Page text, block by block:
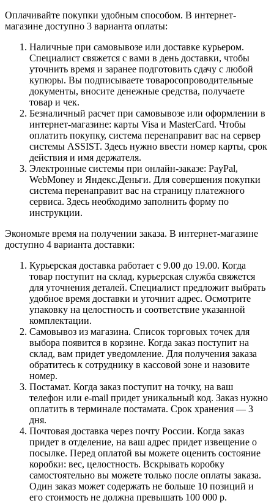
Оплачивайте покупки удобным способом. В интернет-
магазине доступно 3 варианта оплаты:
Наличные при самовывозе или доставке курьером.
Специалист свяжется с вами в день доставки, чтобы
уточнить время и заранее подготовить сдачу с любой
купюры. Вы подписываете товаросопроводительные
документы, вносите денежные средства, получаете
товар и чек.
Безналичный расчет при самовывозе или оформлении в
интернет-магазине: карты Visa и MasterCard. Чтобы
оплатить покупку, система перенаправит вас на сервер
системы ASSIST. Здесь нужно ввести номер карты, срок
действия и имя держателя.
Электронные системы при онлайн-заказе: PayPal,
WebMoney и Яндекс.Деньги. Для совершения покупки
система перенаправит вас на страницу платежного
сервиса. Здесь необходимо заполнить форму по
инструкции.
Экономьте время на получении заказа. В интернет-магазине
доступно 4 варианта доставки:
Курьерская доставка работает с 9.00 до 19.00. Когда
товар поступит на склад, курьерская служба свяжется
для уточнения деталей. Специалист предложит выбрать
удобное время доставки и уточнит адрес. Осмотрите
упаковку на целостность и соответствие указанной
комплектации.
Самовывоз из магазина. Список торговых точек для
выбора появится в корзине. Когда заказ поступит на
склад, вам придет уведомление. Для получения заказа
обратитесь к сотруднику в кассовой зоне и назовите
номер.
Постамат. Когда заказ поступит на точку, на ваш
телефон или e-mail придет уникальный код. Заказ нужно
оплатить в терминале постамата. Срок хранения — 3
дня.
Почтовая доставка через почту России. Когда заказ
придет в отделение, на ваш адрес придет извещение о
посылке. Перед оплатой вы можете оценить состояние
коробки: вес, целостность. Вскрывать коробку
самостоятельно вы можете только после оплаты заказа.
Один заказ может содержать не больше 10 позиций и
его стоимость не должна превышать 100 000 р.